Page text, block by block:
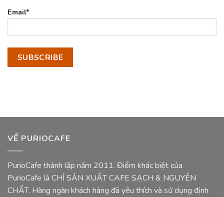
Email*
VỀ PURIOCAFE
PurioCafe thành lập năm 2011. Điểm khác biệt của
PurioCafe là CHỈ SẢN XUẤT CAFE SẠCH & NGUYÊN
CHẤT. Hàng ngàn khách hàng đã yêu thích và sử dụng định